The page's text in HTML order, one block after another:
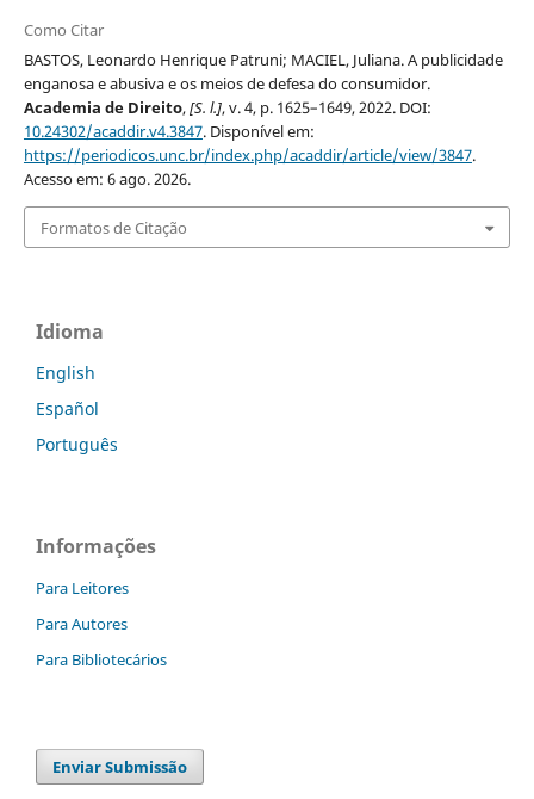
Como Citar
BASTOS, Leonardo Henrique Patruni; MACIEL, Juliana. A publicidade
enganosa e abusiva e os meios de defesa do consumidor.
Academia de Direito,[S. l.], v. 4, p. 1625–1649, 2022. DOI:
10.24302/acaddir.v4.3847. Disponível em:
https://periodicos.unc.br/index.php/acaddir/article/view/3847.
Acesso em: 6 ago. 2026.
Formatos de Citação
Idioma
English
Español
Português
Informações
Para Leitores
Para Autores
Para Bibliotecários
Enviar Submissão